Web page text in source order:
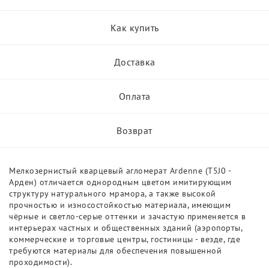
Как купить
Доставка
Оплата
Возврат
Мелкозернистый кварцевый агломерат Ardenne (T5J0 -
Арден) отличается однородным цветом имитирующим
структуру натурального мрамора, а также высокой
прочностью и износостойкостью материала, имеющим
чёрные и светло-серые оттенки и зачастую применяется в
интерьерах частных и общественных зданий (аэропорты,
коммерческие и торговые центры, гостиницы - везде, где
требуются материалы для обеспечения повышенной
проходимости).